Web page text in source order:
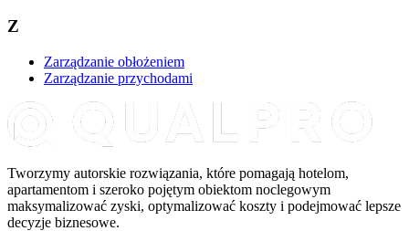
Z
Zarządzanie obłożeniem
Zarządzanie przychodami
Tworzymy autorskie rozwiązania, które pomagają hotelom,
apartamentom i szeroko pojętym obiektom noclegowym
maksymalizować zyski, optymalizować koszty i podejmować lepsze
decyzje biznesowe.